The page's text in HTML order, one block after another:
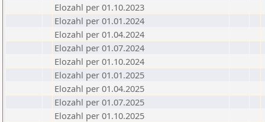
Elozahl per 01.10.2023
Elozahl per 01.01.2024
Elozahl per 01.04.2024
Elozahl per 01.07.2024
Elozahl per 01.10.2024
Elozahl per 01.01.2025
Elozahl per 01.04.2025
Elozahl per 01.07.2025
Elozahl per 01.10.2025